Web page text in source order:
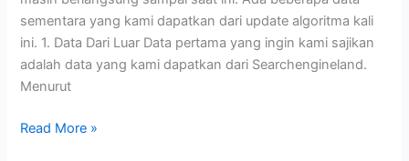
sementara yang kami dapatkan dari update algoritma kali
ini. 1. Data Dari Luar Data pertama yang ingin kami sajikan
adalah data yang kami dapatkan dari Searchengineland.
Menurut
Hasil
Read More »